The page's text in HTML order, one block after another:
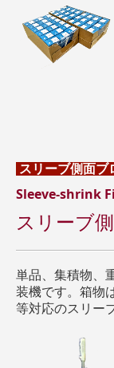
スリーブ側面ブ
Sleeve-shrink
スリーブ
単品、集積物、
装機です。箱物
等対応のスリー